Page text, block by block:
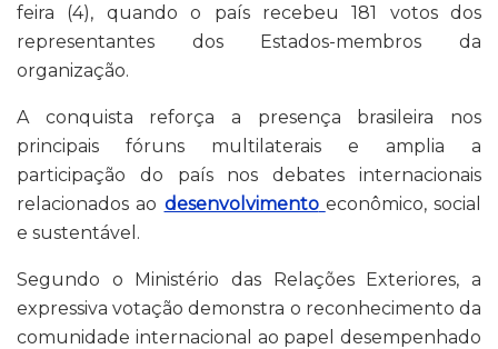
feira (4), quando o país recebeu 181 votos dos
representantes dos Estados-membros da
organização.
A conquista reforça a presença brasileira nos
principais fóruns multilaterais e amplia a
participação do país nos debates internacionais
relacionados ao desenvolvimento econômico, social
e sustentável.
Segundo o Ministério das Relações Exteriores, a
expressiva votação demonstra o reconhecimento da
comunidade internacional ao papel desempenhado